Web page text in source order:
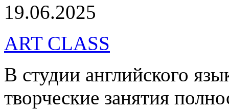
19.06.2025
ART CLASS
В студии английского
творческие занятия